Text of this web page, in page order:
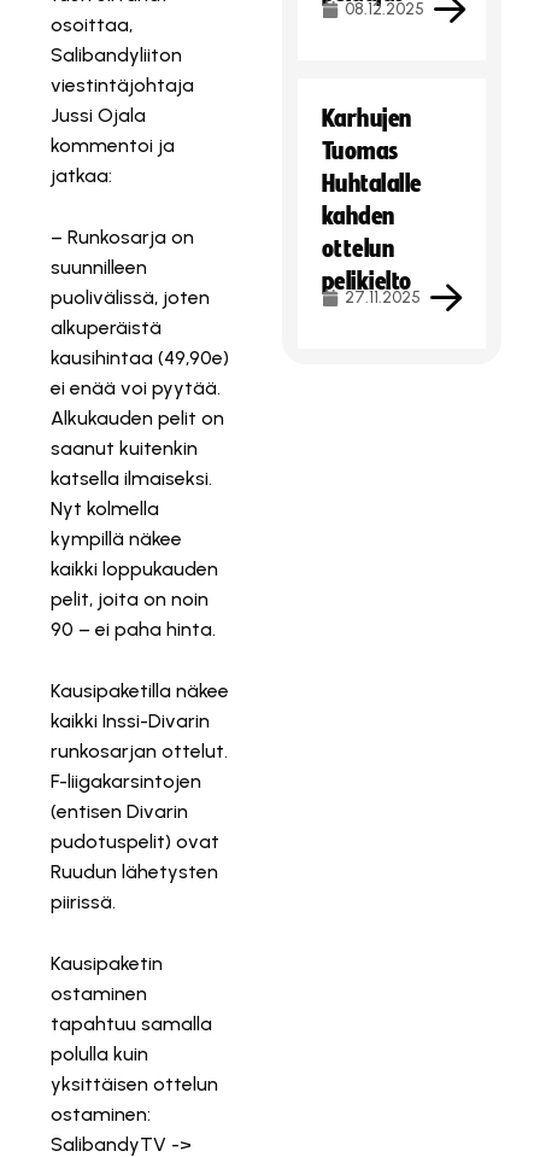
osoittaa,
Salibandyliiton
viestintäjohtaja
Jussi Ojala
kommentoi ja
jatkaa:
– Runkosarja on
suunnilleen
puolivälissä, joten
alkuperäistä
kausihintaa (49,90e)
ei enää voi pyytää.
Alkukauden pelit on
saanut kuitenkin
katsella ilmaiseksi.
Nyt kolmella
kympillä näkee
kaikki loppukauden
pelit, joita on noin
90 – ei paha hinta.
Kausipaketilla näkee
kaikki Inssi-Divarin
runkosarjan ottelut.
F-liigakarsintojen
(entisen Divarin
pudotuspelit) ovat
Ruudun lähetysten
piirissä.
Kausipaketin
ostaminen
tapahtuu samalla
polulla kuin
yksittäisen ottelun
ostaminen:
SalibandyTV ->
08.12.2025
Karhujen
Tuomas
Huhtalalle
kahden
ottelun
pelikielto
27.11.2025